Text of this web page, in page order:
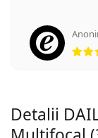
Detalii